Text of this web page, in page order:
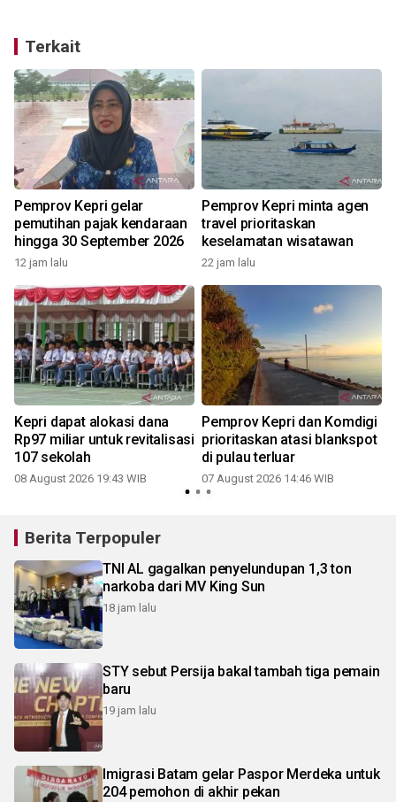
Terkait
Pemprov Kepri gelar
pemutihan pajak kendaraan
hingga 30 September 2026
12 jam lalu
Pemprov Kepri minta agen
travel prioritaskan
keselamatan wisatawan
22 jam lalu
Kepri dapat alokasi dana
Rp97 miliar untuk revitalisasi
107 sekolah
08 August 2026 19:43 WIB
Pemprov Kepri dan Komdigi
prioritaskan atasi blankspot
di pulau terluar
07 August 2026 14:46 WIB
Berita Terpopuler
TNI AL gagalkan penyelundupan 1,3 ton
narkoba dari MV King Sun
18 jam lalu
STY sebut Persija bakal tambah tiga pemain
baru
19 jam lalu
Imigrasi Batam gelar Paspor Merdeka untuk
204 pemohon di akhir pekan